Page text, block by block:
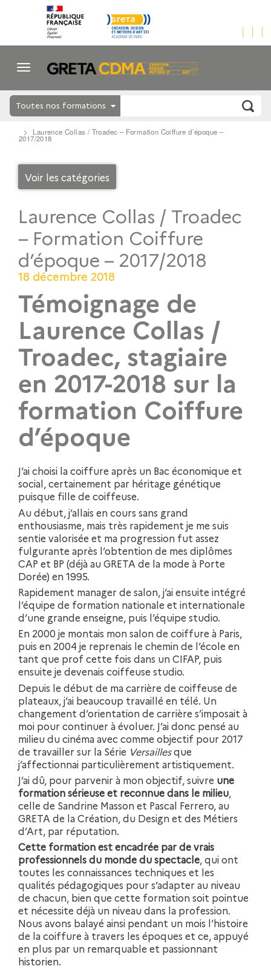
Toutes nos formations
Laurence Collas / Troadec – Formation Coiffure d’époque –
2017/2018
Voir les catégories
Laurence Collas / Troadec
– Formation Coiffure
d’époque – 2017/2018
18 décembre 2018
Témoignage de
Laurence Collas /
Troadec, stagiaire
en 2017-2018 sur la
formation Coiffure
d’époque
J’ai choisi la coiffure après un Bac économique et
social, certainement par héritage génétique
puisque fille de coiffeuse.
Au début, j’allais en cours sans grand
enthousiasme, mais très rapidement je me suis
sentie valorisée et ma progression fut assez
fulgurante après l’obtention de mes diplômes
CAP et BP (déjà au GRETA de la mode à Porte
Dorée) en 1995.
Rapidement manager de salon, j’ai ensuite intégré
l’équipe de formation nationale et internationale
d’une grande enseigne, puis l’équipe studio.
En 2000 je montais mon salon de coiffure à Paris,
puis en 2004 je reprenais le chemin de l’école en
tant que prof cette fois dans un CIFAP, puis
ensuite je devenais coiffeuse studio.
Depuis le début de ma carrière de coiffeuse de
plateaux, j’ai beaucoup travaillé en télé. Un
changement d’orientation de carrière s’imposait à
moi pour continuer à évoluer. J’ai donc pensé au
milieu du cinéma avec comme objectif pour 2017
de travailler sur la Série Versaillesque
j’affectionnai particulièrement artistiquement.
J’ai dû, pour parvenir à mon objectif, suivre une
formation sérieuse et reconnue dans le milieu,
celle de Sandrine Masson et Pascal Ferrero, au
GRETA de la Création, du Design et des Métiers
d’Art, par réputation.
Cette formation est encadrée par de vrais
professionnels du monde du spectacle, qui ont
toutes les connaissances techniques et les
qualités pédagogiques pour s’adapter au niveau
de chacun, bien que cette formation soit pointue
et nécessite déjà un niveau dans la profession.
Nous avons balayé ainsi pendant un mois l’histoire
de la coiffure à travers les époques et ce, appuyé
en plus par un remarquable et passionnant
historien.